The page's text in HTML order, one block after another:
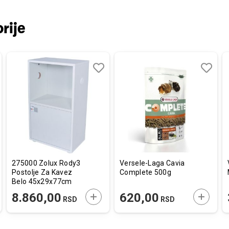
U KORPU
275000 Zolux Rody3
Postolje Za Kavez
Belo 45x29x77cm
8.860,00 RSD DODAJTE U KORPU
Versele-Laga Cavia
Complete 500g
620,00 RSD